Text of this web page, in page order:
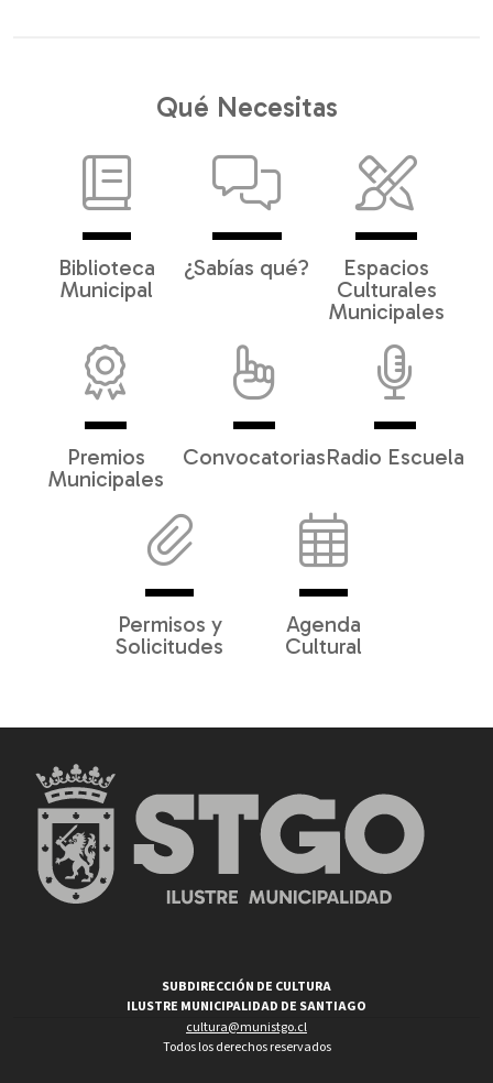
Qué Necesitas
Biblioteca
Municipal
¿Sabías qué?
Espacios
Culturales
Municipales
Premios
Municipales
ConvocatoriasRadio Escuela
Permisos y
Solicitudes
Agenda
Cultural
SUBDIRECCIÓN DE CULTURA
ILUSTRE MUNICIPALIDAD DE SANTIAGO
cultura@munistgo.cl
Todos los derechos reservados